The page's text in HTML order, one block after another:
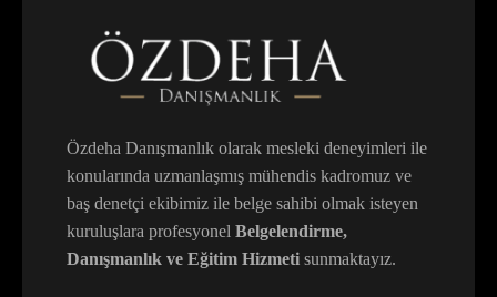
Özdeha Danışmanlık olarak mesleki deneyimleri ile
konularında uzmanlaşmış mühendis kadromuz ve
baş denetçi ekibimiz ile belge sahibi olmak isteyen
kuruluşlara profesyonel Belgelendirme,
Danışmanlık ve Eğitim Hizmeti sunmaktayız.